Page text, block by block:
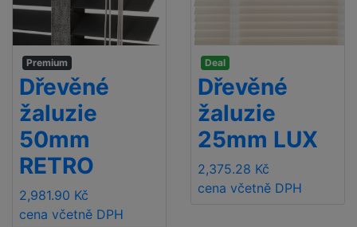
Premium
Dřevěné
žaluzie
50mm
RETRO
2,981.90 Kč
cena včetně DPH
Deal
Dřevěné
žaluzie
25mm LUX
2,375.28 Kč
cena včetně DPH